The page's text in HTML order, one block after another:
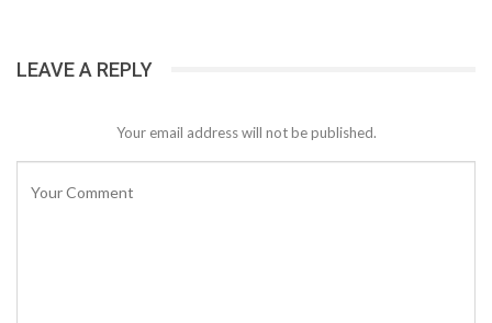
LEAVE A REPLY
Your email address will not be published.